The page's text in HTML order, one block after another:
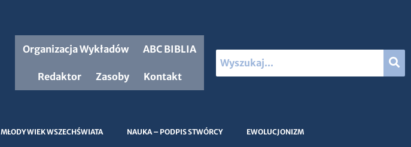
Organizacja Wykładów ABC BIBLIA
Redaktor Zasoby Kontakt
MŁODY WIEK WSZECHŚWIATA NAUKA – PODPIS STWÓRCY EWOLUCJONIZM